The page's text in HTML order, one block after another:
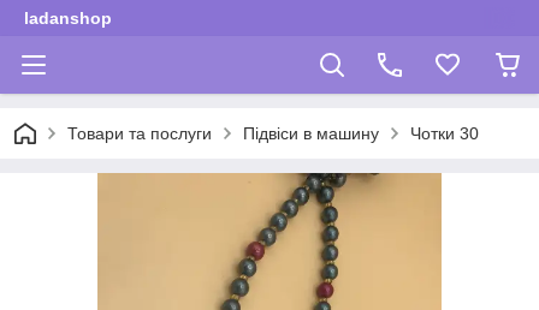
ladanshop
Товари та послуги Підвіси в машину Чотки 30